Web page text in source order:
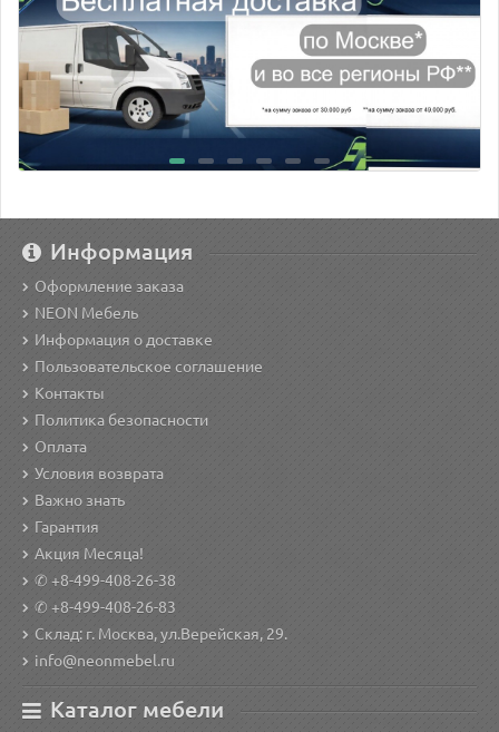
Информация
Оформление заказа
NEON Мебель
Информация о доставке
Пользовательское соглашение
Контакты
Политика безопасности
Оплата
Условия возврата
Важно знать
Гарантия
Акция Месяца!
✆ +8-499-408-26-38
✆ +8-499-408-26-83
Склад: г. Москва, ул.Верейская, 29.
info@neonmebel.ru
Каталог мебели